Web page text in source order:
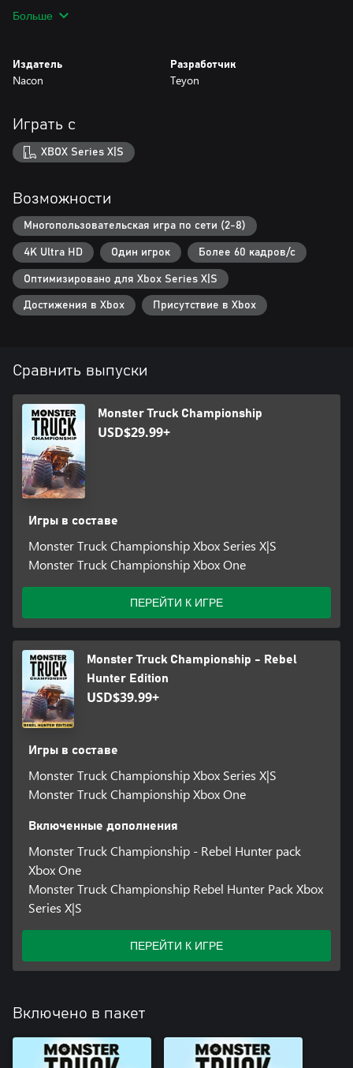
Больше
Издатель
Nacon
Разработчик
Teyon
Играть с
XBOX Series X|S
Возможности
Многопользовательская игра по сети (2-8)
4K Ultra HD Один игрок Более 60 кадров/с
Оптимизировано для Xbox Series X|S
Достижения в Xbox Присутствие в Xbox
Сравнить выпуски
Monster Truck Championship
USD$29.99+
Игры в составе
Monster Truck Championship Xbox Series X|S
Monster Truck Championship Xbox One
ПЕРЕЙТИ К ИГРЕ
Monster Truck Championship - Rebel
Hunter Edition
USD$39.99+
Игры в составе
Monster Truck Championship Xbox Series X|S
Monster Truck Championship Xbox One
Включенные дополнения
Monster Truck Championship - Rebel Hunter pack
Xbox One
Monster Truck Championship Rebel Hunter Pack Xbox
Series X|S
ПЕРЕЙТИ К ИГРЕ
Включено в пакет